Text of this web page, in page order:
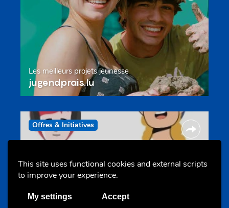
This site uses functional cookies and external scripts
to improve your experience.
My settings Accept
Les meilleurs projets jeunesse
jugendprais.lu
Offres & Initiatives